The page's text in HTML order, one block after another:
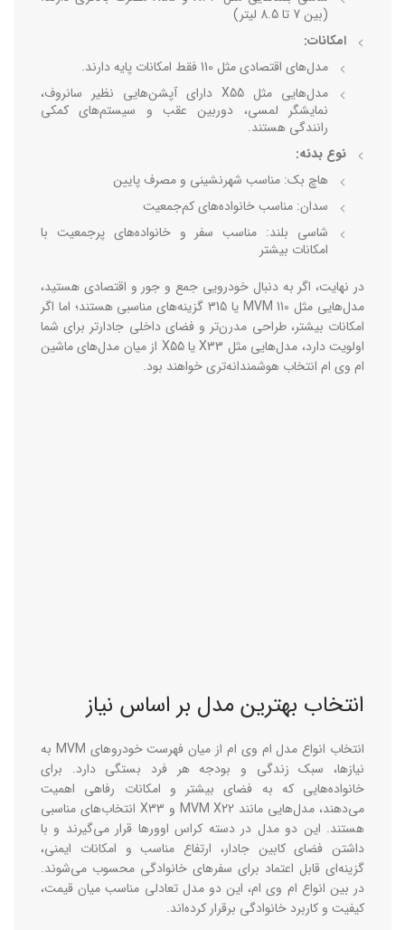
(بین 7 تا 8.5 لیتر)
امکانات:
مدل‌های اقتصادی مثل 110 فقط امکانات پایه دارند.
مدل‌هایی مثل X55 دارای آپشن‌هایی نظیر سانروف،
نمایشگر لمسی، دوربین عقب و سیستم‌های کمکی
رانندگی هستند.
نوع بدنه:
هاچ ‌بک: مناسب شهرنشینی و مصرف پایین
سدان: مناسب خانواده‌های کم‌جمعیت
شاسی ‌بلند: مناسب سفر و خانواده‌های پرجمعیت با
امکانات بیشتر
در نهایت، اگر به دنبال خودرویی جمع ‌و جور و اقتصادی هستید،
مدل‌هایی مثل MVM 110 یا 315 گزینه‌های مناسبی هستند؛ اما اگر
امکانات بیشتر، طراحی مدرن‌تر و فضای داخلی جادارتر برای شما
اولویت دارد، مدل‌هایی مثل X33 یا X55 از میان مدل‌های ماشین
ام وی ام انتخاب هوشمندانه‌تری خواهند بود.
انتخاب بهترین مدل بر اساس نیاز
انتخاب انواع مدل ام وی ام
از میان فهرست خودروهای MVM به
نیازها، سبک زندگی و بودجه هر فرد بستگی دارد. برای
خانواده‌هایی که به فضای بیشتر و امکانات رفاهی اهمیت
می‌دهند، مدل‌هایی مانند MVM X22 و X33 انتخاب‌های مناسبی
هستند. این دو مدل در دسته کراس ‌اوورها قرار می‌گیرند و با
داشتن فضای کابین جادار، ارتفاع مناسب و امکانات ایمنی،
گزینه‌ای قابل اعتماد برای سفرهای خانوادگی محسوب می‌شوند.
در بین انواع ام وی ام، این دو مدل تعادلی مناسب میان قیمت،
کیفیت و کاربرد خانوادگی برقرار کرده‌اند.